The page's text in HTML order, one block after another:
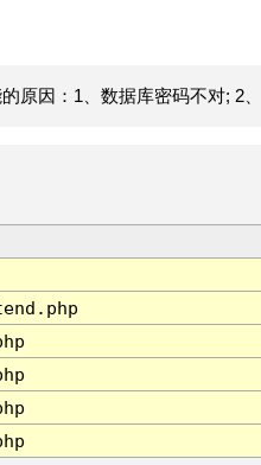
原因：1、数据库密码不对; 2、